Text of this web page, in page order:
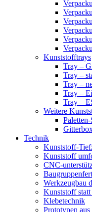
Kunststofftrays
Tray –
Tray –
Tray –
Tray –
Tray –
Weitere
Technik
Kunststoff-
Kunststoff
CNC-
Werkzeugbau
Kunststoff
Klebetechnik
Prototypen